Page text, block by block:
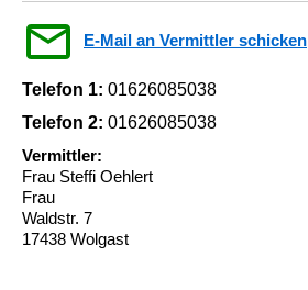
E-Mail an Vermittler schicken
Telefon 1: 01626085038
Telefon 2: 01626085038
Vermittler:
Frau Steffi Oehlert
Frau
Waldstr. 7
17438 Wolgast